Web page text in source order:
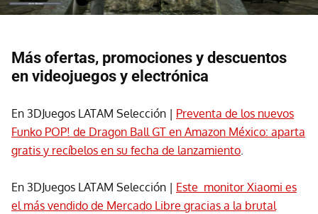
Más ofertas, promociones y descuentos
en videojuegos y electrónica
En 3DJuegos LATAM Selección | Preventa de los nuevos
Funko POP! de Dragon Ball GT en Amazon México: aparta
gratis y recíbelos en su fecha de lanzamiento.
En 3DJuegos LATAM Selección | Este monitor Xiaomi es
el más vendido de Mercado Libre gracias a la brutal